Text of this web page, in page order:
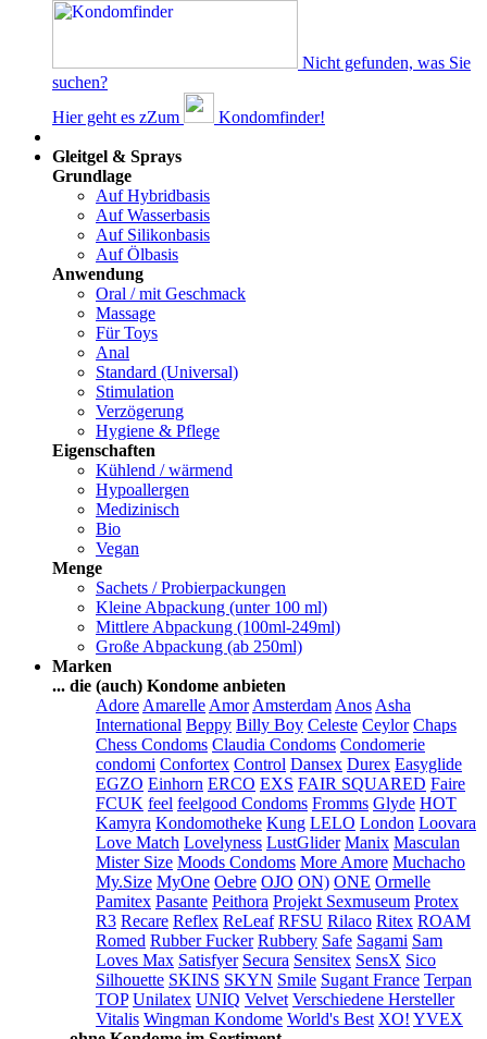
Nicht gefunden, was Sie
suchen?
Hier geht es zZum
Kondomfinder!
Gleitgel & Sprays
Grundlage
Auf Hybridbasis
Auf Wasserbasis
Auf Silikonbasis
Auf Ölbasis
Anwendung
Oral / mit Geschmack
Massage
Für Toys
Anal
Standard (Universal)
Stimulation
Verzögerung
Hygiene & Pflege
Eigenschaften
Kühlend / wärmend
Hypoallergen
Medizinisch
Bio
Vegan
Menge
Sachets / Probierpackungen
Kleine Abpackung (unter 100 ml)
Mittlere Abpackung (100ml-249ml)
Große Abpackung (ab 250ml)
Marken
... die (auch) Kondome anbieten
Adore Amarelle Amor Amsterdam Anos Asha
International Beppy Billy Boy Celeste Ceylor Chaps
Chess Condoms Claudia Condoms Condomerie
condomi Confortex Control Dansex Durex Easyglide
EGZO Einhorn ERCO EXS FAIR SQUARED Faire
FCUK feel feelgood Condoms Fromms Glyde HOT
Kamyra Kondomotheke Kung LELO London Loovara
Love Match Lovelyness LustGlider Manix Masculan
Mister Size Moods Condoms More Amore Muchacho
My.Size MyOne Oebre OJO ON) ONE Ormelle
Pamitex Pasante Peithora Projekt Sexmuseum Protex
R3 Recare Reflex ReLeaf RFSU Rilaco Ritex ROAM
Romed Rubber Fucker Rubbery Safe Sagami Sam
Loves Max Satisfyer Secura Sensitex SensX Sico
Silhouette SKINS SKYN Smile Sugant France Terpan
TOP Unilatex UNIQ Velvet Verschiedene Hersteller
Vitalis Wingman Kondome World's Best XO! YVEX